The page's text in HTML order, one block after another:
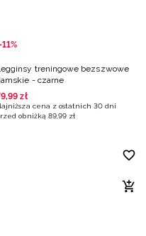
treningowe bezszwowe
- czarne
,99 zł
cena z ostatnich 30 dni
obniżką 89,99 zł